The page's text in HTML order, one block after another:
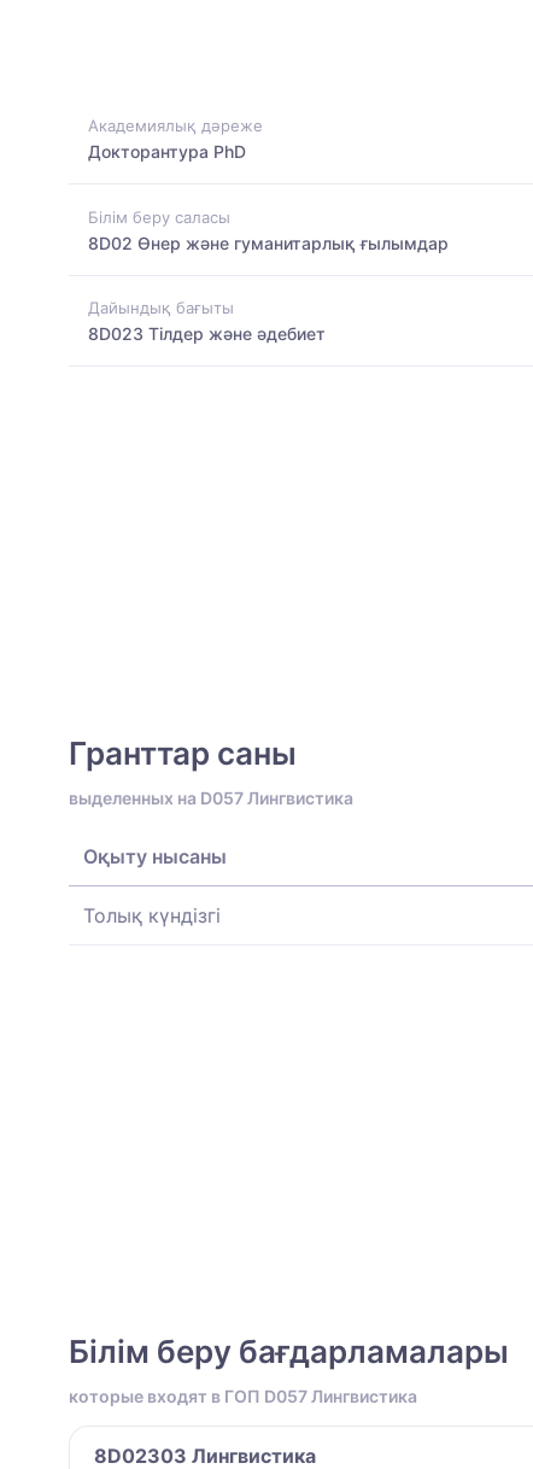
Академиялық дәреже
Докторантура PhD
Білім беру саласы
8D02 Өнер және гуманитарлық ғылымдар
Дайындық бағыты
8D023 Тілдер және әдебиет
Гранттар саны
выделенных на D057 Лингвистика
Оқыту нысаны
Толық күндізгі
Білім беру бағдарламалары
которые входят в ГОП D057 Лингвистика
8D02303 Лингвистика